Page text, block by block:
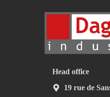
Head office
19 rue de